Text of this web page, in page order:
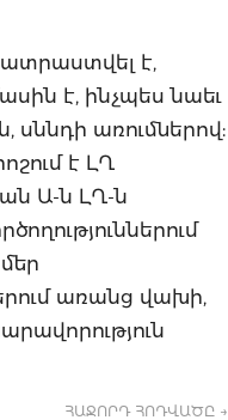
է,
է, ինչպես նաեւ
առումներով:
է ԼՂ
Ա-ն ԼՂ-ն
առանց վախի,
ՀԱՋՈՐԴ ՀՈԴՎԱԾԸ →